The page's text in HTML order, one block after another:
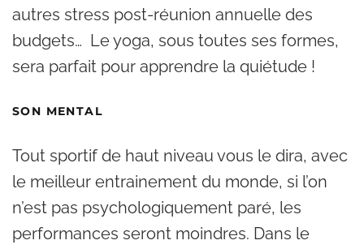
autres stress post-réunion annuelle des
budgets… Le yoga, sous toutes ses formes,
sera parfait pour apprendre la quiétude !
SON MENTAL
Tout sportif de haut niveau vous le dira, avec
le meilleur entrainement du monde, si l’on
n’est pas psychologiquement paré, les
performances seront moindres. Dans le